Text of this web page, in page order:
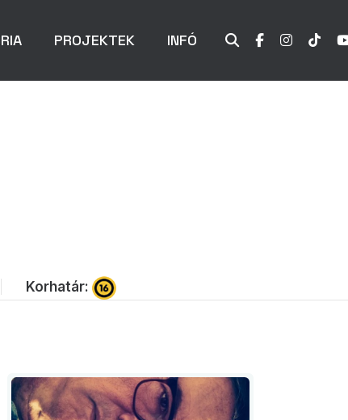
PROJEKTEK INFÓ
Korhatár: